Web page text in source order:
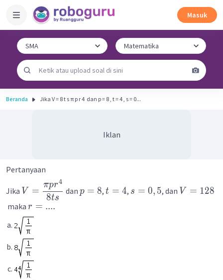
Masuk
Beranda Jika V = 8 t s π p r 4 ​ dan p = 8 , t = 4 , s = 0...
Iklan
Pertanyaan
Jika V =
8ts
πpr4
dan p = 8,t = 4, s = 0, 5, dan V = 128
maka r = ....